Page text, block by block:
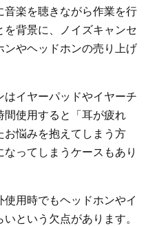
音楽を聴きながら作業を行
背景に、ノイズキャンセ
ンやヘッドホンの売り上げ
はイヤーパッドやイヤーチ
間使用すると「耳が疲れ
お悩みを抱えてしまう方
ってしまうケースもあり
用時でもヘッドホンやイ
という欠点があります。